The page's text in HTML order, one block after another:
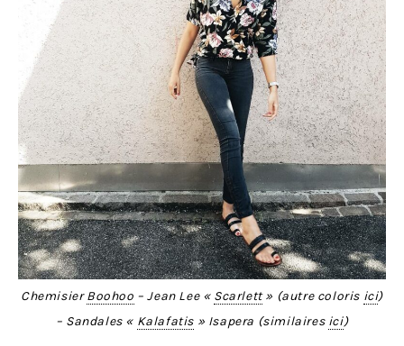
ChemisierBoohoo – Jean Lee « Scarlett» (autre coloris ici)
– Sandales « Kalafatis» Isapera (similaires ici)